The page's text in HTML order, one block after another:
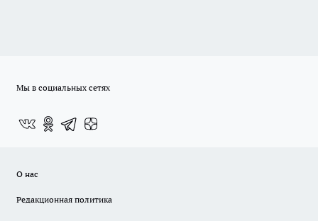
Мы в социальных сетях
О нас
Редакционная политика